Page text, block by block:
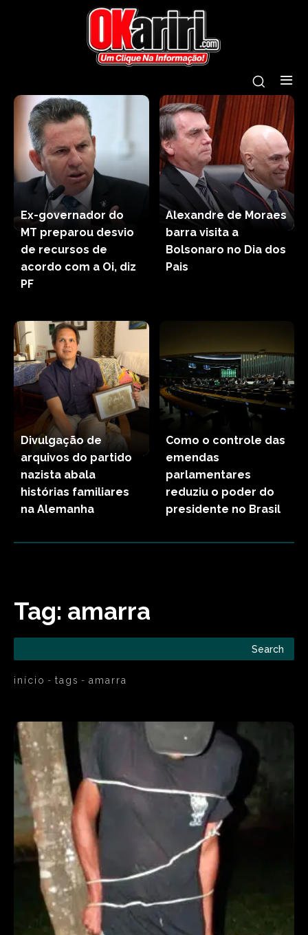
Ex-governador do
MT preparou desvio
de recursos de
acordo com a Oi, diz
PF
Alexandre de Moraes
barra visita a
Bolsonaro no Dia dos
Pais
Divulgação de
arquivos do partido
nazista abala
histórias familiares
na Alemanha
Como o controle das
emendas
parlamentares
reduziu o poder do
presidente no Brasil
Tag: amarra
Search
início tags amarra